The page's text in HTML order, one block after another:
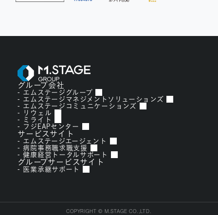
グループ会社
エムステージグループ
エムステージマネジメントソリューションズ
エムステージコミュニケーションズ
リウェル
ミライト
フジEAPセンター
サービスサイト
エムステージエージェント
病院事務職求職支援
健康経営トータルサポート
グループサービスサイト
医業承継サポート
COPYRIGHT © M.STAGE CO.,LTD.